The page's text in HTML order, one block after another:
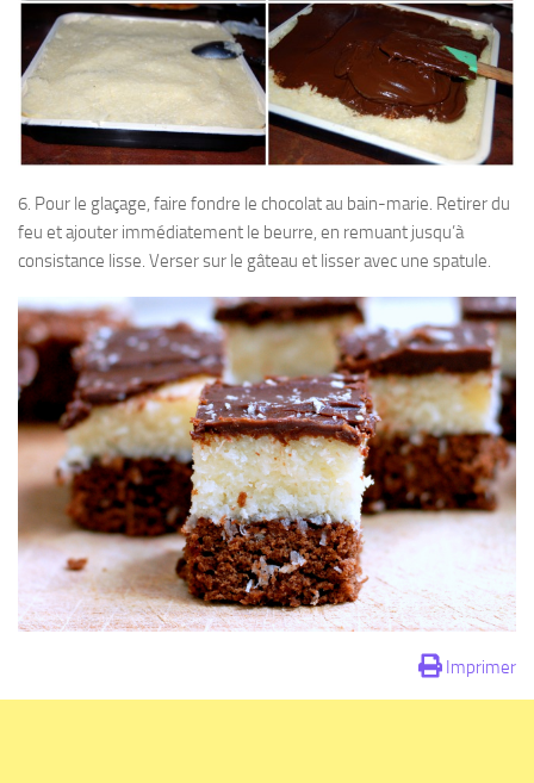
6. Pour le glaçage, faire fondre le chocolat au bain-marie. Retirer du
feu et ajouter immédiatement le beurre, en remuant jusqu’à
consistance lisse. Verser sur le gâteau et lisser avec une spatule.
Imprimer